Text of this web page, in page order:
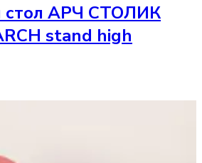
АРЧ СТОЛИК
stand high